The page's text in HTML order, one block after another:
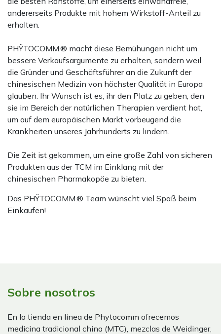
andererseits Produkte mit hohem Wirkstoff-Anteil zu
erhalten.
PHŸTOCOMM.® macht diese Bemühungen nicht um
bessere Verkaufsargumente zu erhalten, sondern weil
die Gründer und Geschäftsführer an die Zukunft der
chinesischen Medizin von höchster Qualität in Europa
glauben. Ihr Wunsch ist es, ihr den Platz zu geben, den
sie im Bereich der natürlichen Therapien verdient hat,
um auf dem europäischen Markt vorbeugend die
Krankheiten unseres Jahrhunderts zu lindern.
Die Zeit ist gekommen, um eine große Zahl von sicheren
Produkten aus der TCM im Einklang mit der
chinesischen Pharmakopöe zu bieten.
Das PHŸTOCOMM.® Team wünscht viel Spaß beim
Einkaufen!
Sobre nosotros
En la tienda en línea de Phytocomm ofrecemos
medicina tradicional china (MTC), mezclas de Weidinger,